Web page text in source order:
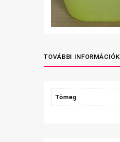
TOVÁBBI INFORMÁCIÓK
Tömeg